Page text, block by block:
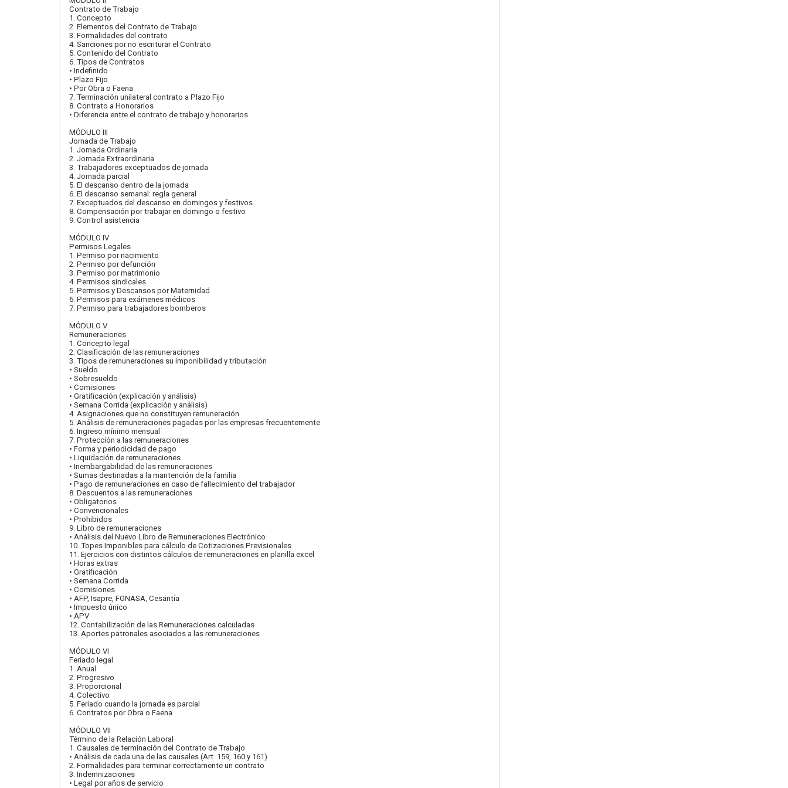
Contrato de Trabajo
1. Concepto
2. Elementos del Contrato de Trabajo
3. Formalidades del contrato
4. Sanciones por no escriturar el Contrato
5. Contenido del Contrato
6. Tipos de Contratos
• Indefinido
• Plazo Fijo
• Por Obra o Faena
7. Terminación unilateral contrato a Plazo Fijo
8. Contrato a Honorarios
• Diferencia entre el contrato de trabajo y honorarios
MÓDULO III
Jornada de Trabajo
1. Jornada Ordinaria
2. Jornada Extraordinaria
3. Trabajadores exceptuados de jornada
4. Jornada parcial
5. El descanso dentro de la jornada
6. El descanso semanal: regla general
7. Exceptuados del descanso en domingos y festivos
8. Compensación por trabajar en domingo o festivo
9. Control asistencia
MÓDULO IV
Permisos Legales
1. Permiso por nacimiento
2. Permiso por defunción
3. Permiso por matrimonio
4. Permisos sindicales
5. Permisos y Descansos por Maternidad
6. Permisos para exámenes médicos
7. Permiso para trabajadores bomberos
MÓDULO V
Remuneraciones
1. Concepto legal
2. Clasificación de las remuneraciones
3. Tipos de remuneraciones su imponibilidad y tributación
• Sueldo
• Sobresueldo
• Comisiones
• Gratificación (explicación y análisis)
• Semana Corrida (explicación y análisis)
4. Asignaciones que no constituyen remuneración
5. Análisis de remuneraciones pagadas por las empresas frecuentemente
6. Ingreso mínimo mensual
7. Protección a las remuneraciones
• Forma y periodicidad de pago
• Liquidación de remuneraciones
• Inembargabilidad de las remuneraciones
• Sumas destinadas a la mantención de la familia
• Pago de remuneraciones en caso de fallecimiento del trabajador
8. Descuentos a las remuneraciones
• Obligatorios
• Convencionales
• Prohibidos
9. Libro de remuneraciones
• Análisis del Nuevo Libro de Remuneraciones Electrónico
10. Topes Imponibles para cálculo de Cotizaciones Previsionales
11. Ejercicios con distintos cálculos de remuneraciones en planilla excel
• Horas extras
• Gratificación
• Semana Corrida
• Comisiones
• AFP, Isapre, FONASA, Cesantía
• Impuesto único
• APV
12. Contabilización de las Remuneraciones calculadas
13. Aportes patronales asociados a las remuneraciones
MÓDULO VI
Feriado legal
1. Anual
2. Progresivo
3. Proporcional
4. Colectivo
5. Feriado cuando la jornada es parcial
6. Contratos por Obra o Faena
MÓDULO VII
Término de la Relación Laboral
1. Causales de terminación del Contrato de Trabajo
• Análisis de cada una de las causales (Art. 159, 160 y 161)
2. Formalidades para terminar correctamente un contrato
3. Indemnizaciones
• Legal por años de servicio